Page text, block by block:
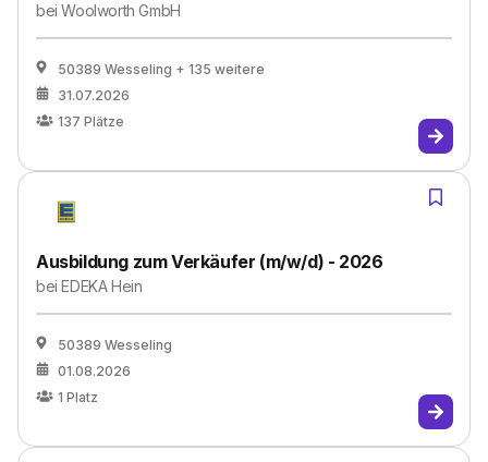
beiWoolworth GmbH
50389 Wesseling + 135 weitere
31.07.2026
137 Plätze
Ausbildung zum Verkäufer (m/w/d) - 2026
beiEDEKA Hein
50389 Wesseling
01.08.2026
1 Platz